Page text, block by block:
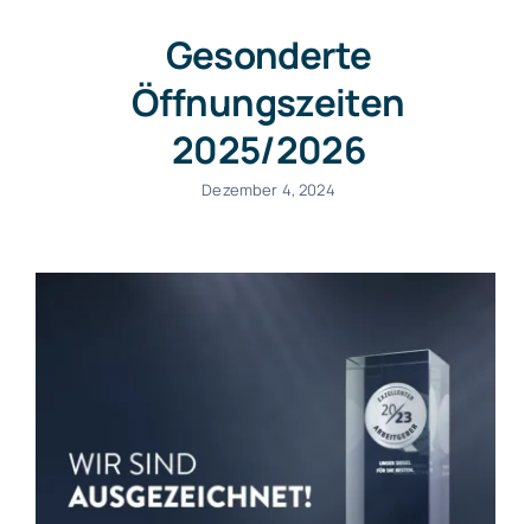
Gesonderte
Öffnungszeiten
2025/2026
Dezember 4, 2024
Kanzlei